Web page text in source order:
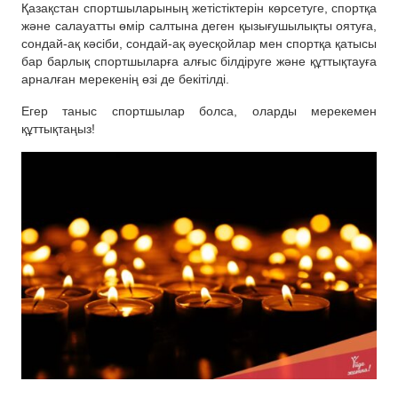
Қазақстан спортшыларының жетістіктерін көрсетуге, спортқа
және салауатты өмір салтына деген қызығушылықты оятуға,
сондай-ақ кәсіби, сондай-ақ әуесқойлар мен спортқа қатысы
бар барлық спортшыларға алғыс білдіруге және құттықтауға
арналған мерекенің өзі де бекітілді.
Егер таныс спортшылар болса, оларды мерекемен
құттықтаңыз!